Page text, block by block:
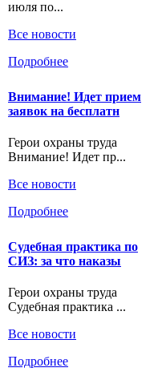
июля по...
Все новости
Подробнее
Внимание! Идет прием
заявок на бесплатн
Герои охраны труда
Внимание! Идет пр...
Все новости
Подробнее
Судебная практика по
СИЗ: за что наказы
Герои охраны труда
Судебная практика ...
Все новости
Подробнее